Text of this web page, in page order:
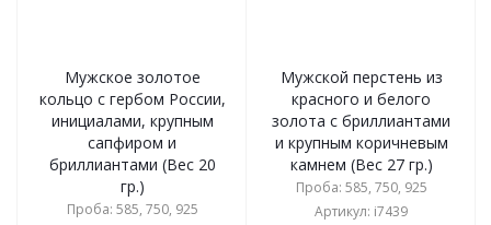
Мужское золотое
кольцо с гербом России,
инициалами, крупным
сапфиром и
бриллиантами (Вес 20
гр.)
Проба: 585, 750, 925
Мужской перстень из
красного и белого
золота с бриллиантами
и крупным коричневым
камнем (Вес 27 гр.)
Проба: 585, 750, 925
Артикул: i7439